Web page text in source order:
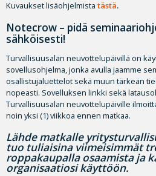
Kuvaukset lisäohjelmista tästä.
Notecrow – pidä
sähköisesti!
Turvallisuusalan neuvottelupäivillä on
sovellusohjelma, jonka avulla jaamme
osallistujaluettelot sekä muun tärkeän
nopeasti. Sovelluksen linkki sekä
Turvallisuusalan neuvottelupäiville
noin yksi (1) viikkoa ennen matkaa.
Lähde matkalle
tuo tuliaisina viimeisimmät
roppakaupalla osaamista ja
organisaatiosi käyttöön.